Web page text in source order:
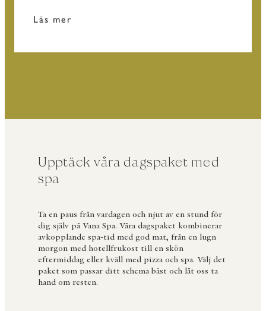
Läs mer
Upptäck våra dagspaket med
spa
Ta en paus från vardagen och njut av en stund för
dig själv på Vana Spa. Våra dagspaket kombinerar
avkopplande spa-tid med god mat, från en lugn
morgon med hotellfrukost till en skön
eftermiddag eller kväll med pizza och spa. Välj det
paket som passar ditt schema bäst och låt oss ta
hand om resten.